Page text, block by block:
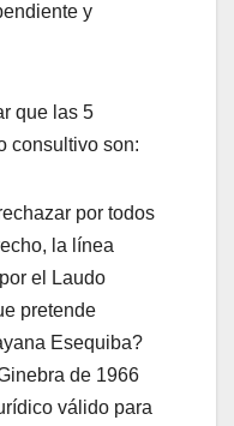
y
que las 5
consultivo son:
por todos
la línea
el Laudo
pretende
Esequiba?
de 1966
válido para